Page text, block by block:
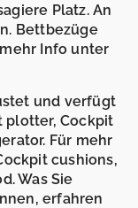
Platz. An
Bettbezüge
Info unter
und verfügt
plotter, Cockpit
Für mehr
cushions,
Was Sie
erfahren